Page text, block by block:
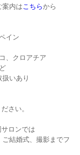
案内はこちらから
イン
、クロアチア
いあり
さい。
ロンでは
結婚式、撮影までフ